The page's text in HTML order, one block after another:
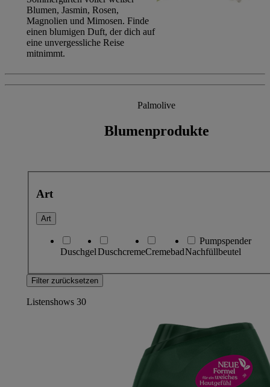
Blumen, Jasmin, Rosen,
Magnolien und Mimosen. Finde
einen blumigen Duft, der dich auf
eine unvergessliche Reise
mitnimmt.
Palmolive
Blumenprodukte
Art
Art
DuschgelDuschcremeCremebad
Pumpspender
Nachfüllbeutel
Filter zurücksetzen
Listenshows 30